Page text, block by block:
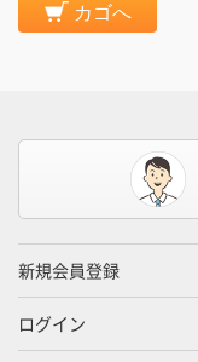
カゴへ
新規会員登録
ログイン